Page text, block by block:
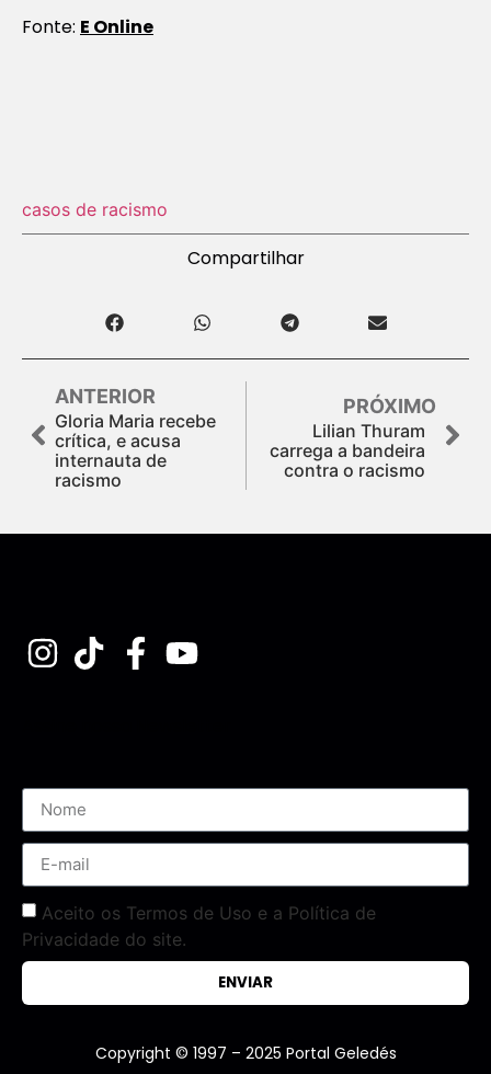
Fonte: E Online
casos de racismo
Compartilhar
ANTERIOR
Gloria Maria recebe
crítica, e acusa
internauta de
racismo
PRÓXIMO
Lilian Thuram
carrega a bandeira
contra o racismo
Aceito os Termos de Uso e a Política de
Privacidade do site.
ENVIAR
Copyright © 1997 – 2025 Portal Geledés